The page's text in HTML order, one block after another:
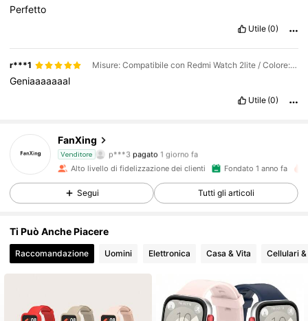
Perfetto
Utile (0)
r***1 Misure: Compatibile con Redmi Watch 2lite / Colore: Bianco avorio
Geniaaaaaaal
Utile (0)
FanXing
Venditore
4.85
p***3 pagato 1 giorno fa
754 Follower
4.85
Alto livello di fidelizzazione dei clienti Fondato 1 anno fa
Segui Tutti gli articoli
Ti Può Anche Piacere
Raccomandazione Uomini Elettronica Casa & Vita Cellulari